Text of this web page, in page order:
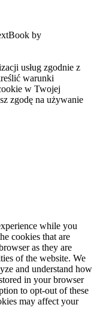
by
usług zgodnie z
warunki
w Twojej
zgodę na używanie
while you
cookies that are
as they are
of the website. We
and understand how
in your browser
to opt-out of these
may affect your